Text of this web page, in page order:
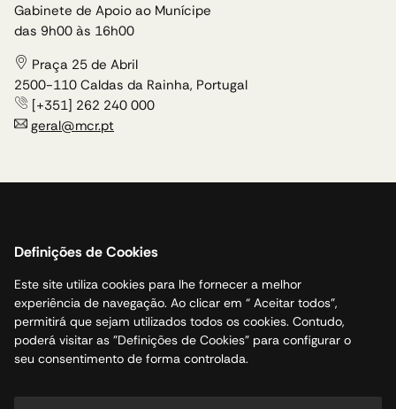
Definições de Cookies
Este site utiliza cookies para lhe fornecer a melhor
experiência de navegação. Ao clicar em “ Aceitar todos”,
permitirá que sejam utilizados todos os cookies. Contudo,
poderá visitar as "Definições de Cookies" para configurar o
seu consentimento de forma controlada.
Gabinete de Apoio ao Munícipe
das 9h00 às 16h00
Praça 25 de Abril
2500-110 Caldas da Rainha, Portugal
[+351] 262 240 000
geral@mcr.pt
Acessibilidade
Livro de Reclamações
Politica de privacidade
Mapa do site